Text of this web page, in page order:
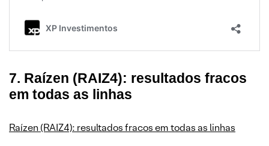
7. Raízen (RAIZ4): resultados fracos
em todas as linhas
Raízen (RAIZ4): resultados fracos em todas as linhas